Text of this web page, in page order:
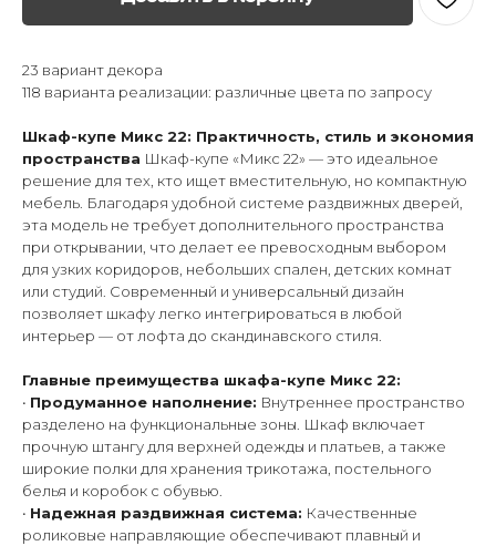
23 вариант декора
118 варианта реализации: различные цвета по запросу
Шкаф-купе Микс 22: Практичность, стиль и экономия
пространства Шкаф-купе «Микс 22» — это идеальное
решение для тех, кто ищет вместительную, но компактную
мебель. Благодаря удобной системе раздвижных дверей,
эта модель не требует дополнительного пространства
при открывании, что делает ее превосходным выбором
для узких коридоров, небольших спален, детских комнат
или студий. Современный и универсальный дизайн
позволяет шкафу легко интегрироваться в любой
интерьер — от лофта до скандинавского стиля.
Главные преимущества шкафа-купе Микс 22:
• Продуманное наполнение: Внутреннее пространство
разделено на функциональные зоны. Шкаф включает
прочную штангу для верхней одежды и платьев, а также
широкие полки для хранения трикотажа, постельного
белья и коробок с обувью.
• Надежная раздвижная система: Качественные
роликовые направляющие обеспечивают плавный и